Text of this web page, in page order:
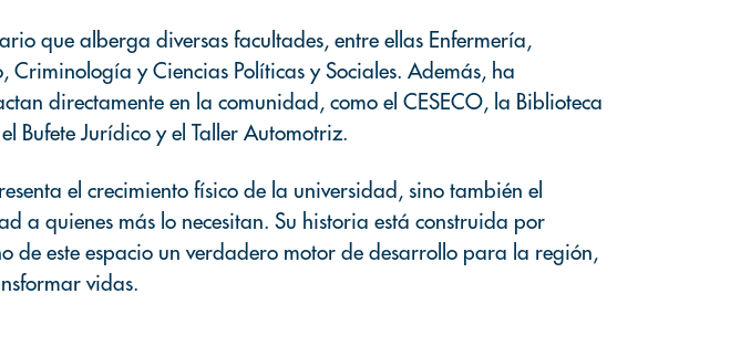
que alberga diversas facultades, entre ellas Enfermería,
y Ciencias Políticas y Sociales. Además, ha
directamente en la comunidad, como el CESECO, la Biblioteca
Bufete Jurídico y el Taller Automotriz.
el crecimiento físico de la universidad, sino también el
a quienes más lo necesitan. Su historia está construida por
de este espacio un verdadero motor de desarrollo para la región,
vidas.